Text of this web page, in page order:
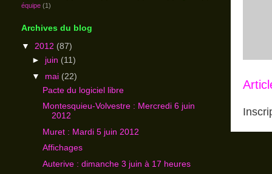
équipe (1)
Archives du blog
▼ 2012 (87)
► juin (11)
▼ mai (22)
Pacte du logiciel libre
Montesquieu-Volvestre : Mercredi 6 juin
2012
Muret : Mardi 5 juin 2012
Affichages
Auterive : dimanche 3 juin à 17 heures